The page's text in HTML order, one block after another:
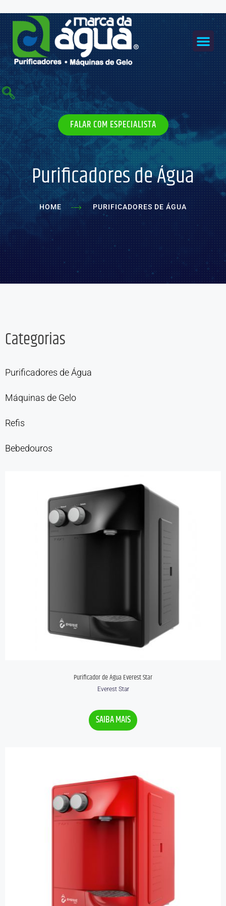
para
o
conteúdo
FALAR COM ESPECIALISTA
Purificadores de Água
HOME PURIFICADORES DE ÁGUA
Categorias
Purificadores de Água
Máquinas de Gelo
Refis
Bebedouros
Purificador de Água Everest Star
Everest Star
SAIBA MAIS